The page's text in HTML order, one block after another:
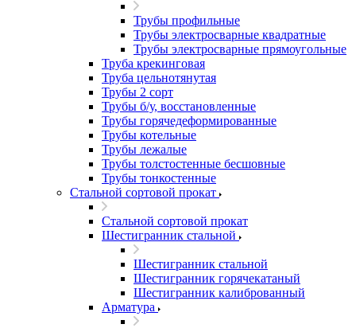
Трубы профильные
Трубы электросварные квадратные
Трубы электросварные прямоугольные
Труба крекинговая
Труба цельнотянутая
Трубы 2 сорт
Трубы б/у, восстановленные
Трубы горячедеформированные
Трубы котельные
Трубы лежалые
Трубы толстостенные бесшовные
Трубы тонкостенные
Стальной сортовой прокат
Стальной сортовой прокат
Шестигранник стальной
Шестигранник стальной
Шестигранник горячекатаный
Шестигранник калиброванный
Арматура